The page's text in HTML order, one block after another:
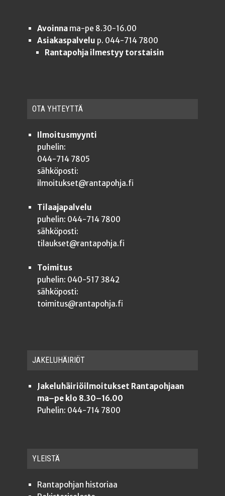
Avoinnama-pe 8.30-16.00
Asiakaspalvelu p. 044-714 7800
Rantapohja ilmestyy torstaisin
OTA YHTEYT­TÄ
Ilmoitusmyynti
puhelin:
044-714 7805
sähköposti:
ilmoitukset@rantapohja.fi
Tilaajapalvelu
puhelin: 044-714 7800
sähköposti:
tilaukset@rantapohja.fi
Toimitus
puhelin: 040-517 3842
sähköposti:
toimitus@rantapohja.fi
JAKE­LU­HÄI­RIÖT
Jakeluhäiriöilmoitukset Rantapohjaan
ma–pe klo 8.30–16.00
Puhelin: 044-714 7800
YLEISTÄ
Ran­ta­poh­jan historiaa